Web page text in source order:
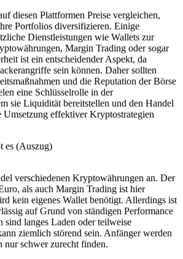
diesen Plattformen Preise vergleichen,
Portfolios diversifizieren. Einige
Dienstleistungen wie Wallets zur
Margin Trading oder sogar
ist ein entscheidender Aspekt, da
sein können. Daher sollten
und die Reputation der Börse
eine Schlüsselrolle in der
sie Liquidität bereitstellen und den Handel
Umsetzung effektiver Kryptostrategien
es (Auszug)
verschiedenen Kryptowährungen an. Der
als auch Margin Trading ist hier
kein eigenes Wallet benötigt. Allerdings ist
auf Grund von ständigen Performance
sind langes Laden oder teilweise
ziemlich störend sein. Anfänger werden
schwer zurecht finden.